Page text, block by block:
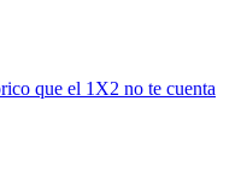
que el 1X2 no te cuenta